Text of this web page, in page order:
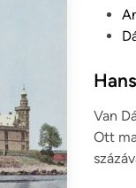
t
d
i
n
Van
Ott